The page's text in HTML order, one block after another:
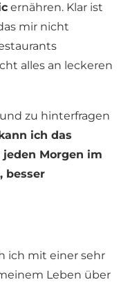
ernähren. Klar ist
mir nicht
alles an leckeren
zu hinterfragen
ich das
Morgen im
besser
ich mit einer sehr
Leben über